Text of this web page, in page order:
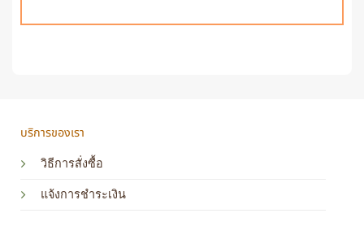
บริการของเรา
วิธีการสั่งซื้อ
แจ้งการชำระเงิน